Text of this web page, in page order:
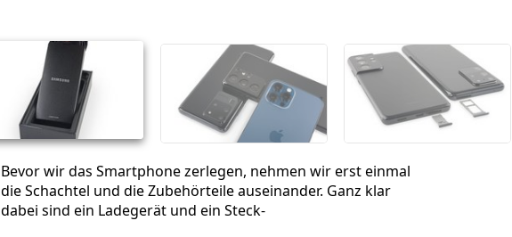
Abbrechen Kommentieren
Bevor wir das Smartphone zerlegen, nehmen wir erst einmal
die Schachtel und die Zubehörteile auseinander. Ganz klar
dabei sind ein Ladegerät und ein Steck-